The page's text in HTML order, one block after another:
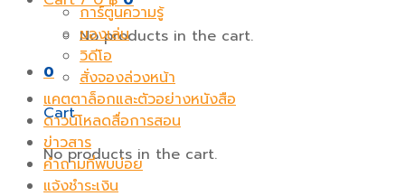
No products in the cart.
0
Cart
No products in the cart.
การ์ตูนความรู้
ของเล่น
วิดีโอ
สั่งจองล่วงหน้า
แคตตาล็อกและตัวอย่างหนังสือ
ดาวน์โหลดสื่อการสอน
ข่าวสาร
คำถามที่พบบ่อย
แจ้งชำระเงิน